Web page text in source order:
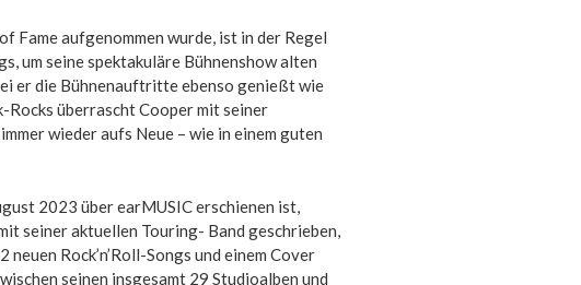
Fame aufgenommen wurde, ist in der Regel
um seine spektakuläre Bühnenshow alten
er die Bühnenauftritte ebenso genießt wie
Rocks überrascht Cooper mit seiner
wieder aufs Neue – wie in einem guten
2023 über earMUSIC erschienen ist,
seiner aktuellen Touring- Band geschrieben,
Rock’n’Roll-Songs und einem Cover
seinen insgesamt 29 Studioalben und